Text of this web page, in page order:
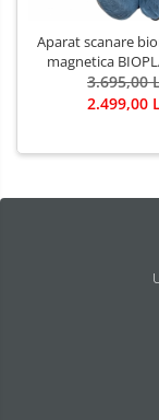
Aparat scanare
magnetica
/19d, 2 in 1 NLS,
diagnosticare si
3.695,00
2.499,00